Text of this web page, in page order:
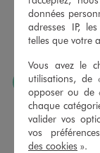
Ourlets,
retoucher
sont à votre
J’AIME
Nous vous
montant au
GÉMO
payer vos
données
adresses IP,
telles que votre
Vous avez le
utilisations, de
opposer ou de
chaque
valider vos
vos
des cookies ».